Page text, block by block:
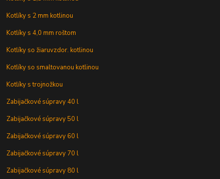
Kotlíky s 2 mm kotlinou
Kotlíky s 4,0 mm roštom
Kotlíky so žiaruvzdor. kotlinou
Kotlíky so smaltovanou kotlinou
Kotlíky s trojnožkou
Zabijačkové súpravy 40 l
Zabijačkové súpravy 50 l
Zabijačkové súpravy 60 l
Zabijačkové súpravy 70 l
Zabijačkové súpravy 80 l